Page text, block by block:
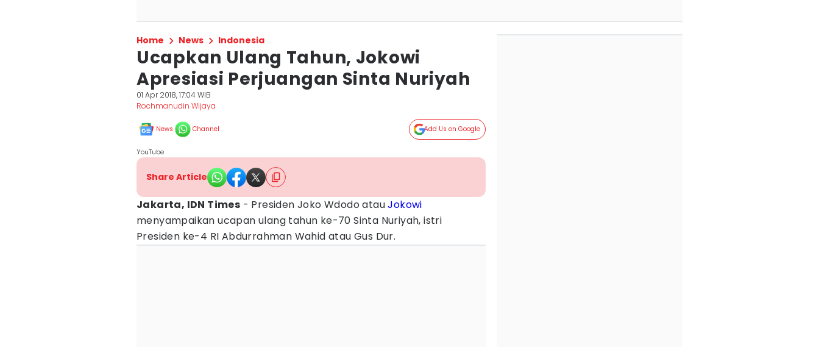
Home News Indonesia
Ucapkan Ulang Tahun, Jokowi
Apresiasi Perjuangan Sinta Nuriyah
01 Apr 2018, 17:04 WIB
Rochmanudin Wijaya
News Channel Add Us on Google
YouTube
Share Article
Jakarta, IDN Times - Presiden Joko Wdodo atauJokowi
menyampaikan ucapan ulang tahun ke-70 Sinta Nuriyah, istri
Presiden ke-4 RI Abdurrahman Wahid atau Gus Dur.